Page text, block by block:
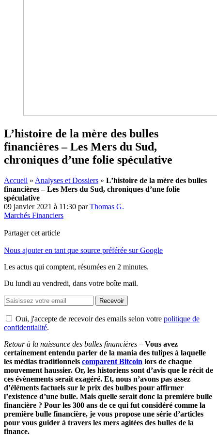
L’histoire de la mère des bulles
financières – Les Mers du Sud,
chroniques d’une folie spéculative
Accueil » Analyses et Dossiers » L’histoire de la mère des bulles
financières – Les Mers du Sud, chroniques d’une folie
spéculative
09 janvier 2021 à 11:30 parThomas G.
Marchés Financiers
Partager cet article
Nous ajouter en tant que source préférée sur Google
Les actus qui comptent, résumées en 2 minutes.
Du lundi au vendredi, dans votre boîte mail.
Recevoir
Oui, j'accepte de recevoir des emails selon votre politique de
confidentialité.
Retour à la naissance des bulles financières – Vous avez
certainement entendu parler de la mania des tulipes à laquelle
les médias traditionnels comparent Bitcoin lors de chaque
mouvement haussier. Or, les historiens sont d’avis que le récit de
ces évènements serait exagéré. Et, nous n’avons pas assez
d’éléments factuels sur le prix des bulbes pour affirmer
l’existence d’une bulle. Mais quelle serait donc la première bulle
financière ? Pour les 300 ans de ce qui fut considéré comme la
première bulle financière, je vous propose une série d’articles
pour vous guider à travers les mers agitées des bulles de la
finance.